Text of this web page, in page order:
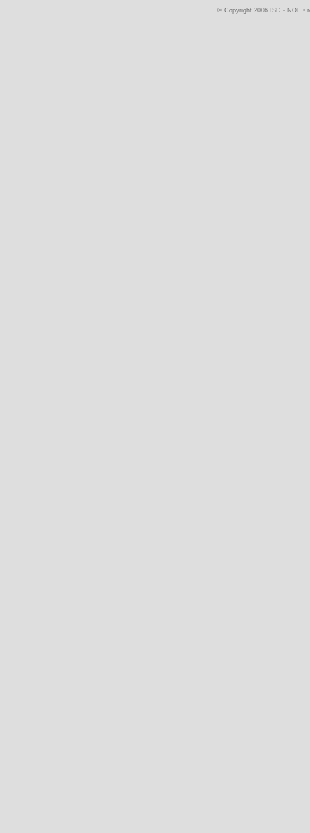
© Copyright 2006 ISD - NOE •